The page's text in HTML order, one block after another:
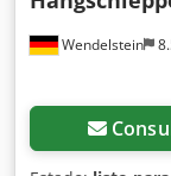
Wendelstein